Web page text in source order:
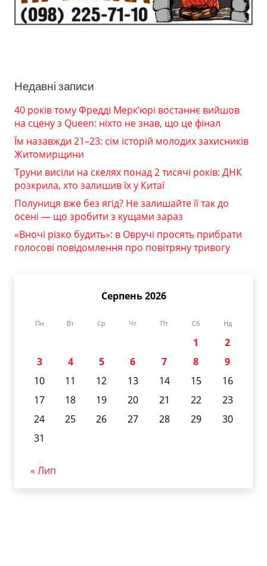
Недавні записи
40 років тому Фредді Мерк’юрі востаннє вийшов
на сцену з Queen: ніхто не знав, що це фінал
Їм назавжди 21–23: сім історій молодих захисників
Житомирщини
Труни висіли на скелях понад 2 тисячі років: ДНК
розкрила, хто залишив їх у Китаї
Полуниця вже без ягід? Не залишайте її так до
осені — що зробити з кущами зараз
«Вночі різко будить»: в Овручі просять прибрати
голосові повідомлення про повітряну тривогу
Серпень 2026
Пн Вт Ср Чт Пт Сб Нд
1
2
3
4 5 6 7 8
9
10
11 12 13 14 15
16
17
18 19 20 21 22
23
24
25 26 27 28 29
30
31
« Лип